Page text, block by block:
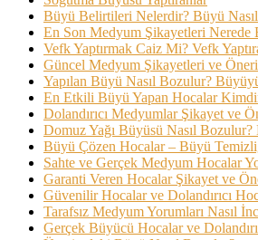
Büyü Belirtileri Nelerdir? Büyü
En Son Medyum Şikayetleri Nerede
Vefk Yaptırmak Caiz Mi? Vefk
Güncel Medyum Şikayetleri ve
Yapılan Büyü Nasıl Bozulur?
En Etkili Büyü Yapan Hocalar
Dolandırıcı Medyumlar Şikayet ve
Domuz Yağı Büyüsü Nasıl
Büyü Çözen Hocalar – Büyü
Sahte ve Gerçek Medyum Hocalar
Garanti Veren Hocalar Şikayet ve
Güvenilir Hocalar ve Dolandırıcı
Tarafsız Medyum Yorumları Nasıl
Gerçek Büyücü Hocalar ve